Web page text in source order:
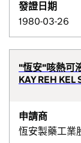
發證日期
1980-03-26
"恆安"咳熱可
KAY REH KEL
申請商
恆安製藥工業